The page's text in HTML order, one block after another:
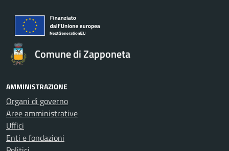
Comune di Zapponeta
AMMINISTRAZIONE
Organi di governo
Aree amministrative
Uffici
Enti e fondazioni